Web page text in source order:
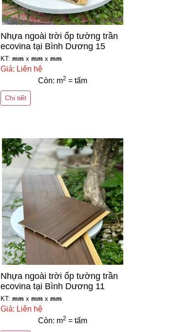
Nhựa ngoài trời ốp tường trần
ecovina tại Bình Dương 15
KT: mm x mm x mm
Giá: Liên hệ
Còn: m2 = tấm
Chi tiết
Nhựa ngoài trời ốp tường trần
ecovina tại Bình Dương 11
KT: mm x mm x mm
Giá: Liên hệ
Còn: m2 = tấm